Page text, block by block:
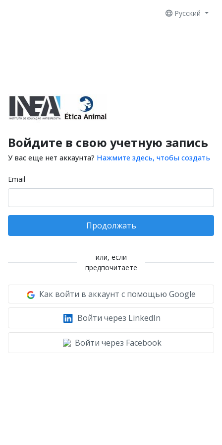
Русский
Войдите в свою учетную запись
У вас еще нет аккаунта? Нажмите здесь, чтобы создать
Email
Продолжать
или, если
предпочитаете
Как войти в аккаунт с помощью Google
Войти через LinkedIn
Войти через Facebook